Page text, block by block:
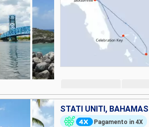
STATI UNITI, BAHAMAS
Pagamento in 4X